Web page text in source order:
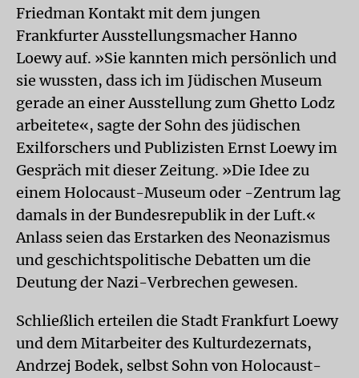
Friedman Kontakt mit dem jungen
Frankfurter Ausstellungsmacher Hanno
Loewy auf. »Sie kannten mich persönlich und
sie wussten, dass ich im Jüdischen Museum
gerade an einer Ausstellung zum Ghetto Lodz
arbeitete«, sagte der Sohn des jüdischen
Exilforschers und Publizisten Ernst Loewy im
Gespräch mit dieser Zeitung. »Die Idee zu
einem Holocaust-Museum oder -Zentrum lag
damals in der Bundesrepublik in der Luft.«
Anlass seien das Erstarken des Neonazismus
und geschichtspolitische Debatten um die
Deutung der Nazi-Verbrechen gewesen.
Schließlich erteilen die Stadt Frankfurt Loewy
und dem Mitarbeiter des Kulturdezernats,
Andrzej Bodek, selbst Sohn von Holocaust-